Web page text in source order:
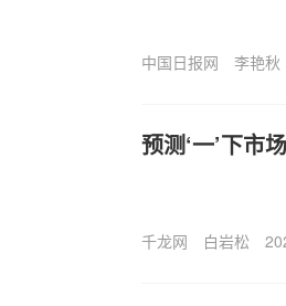
中国日报网 李艳秋
预测‘一’下市
千龙网 白岩松